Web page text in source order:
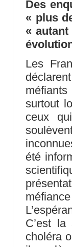
Des
« plus
«
Les
surtout
ceux
été
C’est
choléra